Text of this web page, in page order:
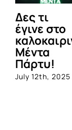
Οι Πυξ Λαξ
στο
Θέατρο
Βράχων
June 4th, 2025